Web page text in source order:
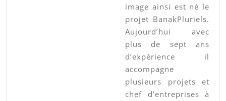
image ainsi est né le
projet BanakPluriels.
Aujourd’hui avec
plus de sept ans
d’expérience il
accompagne
plusieurs projets et
chef d’entreprises à